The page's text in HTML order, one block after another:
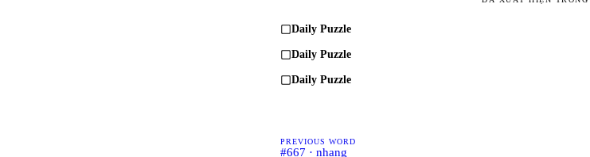
Daily Puzzle
Daily Puzzle
Daily Puzzle
PREVIOUS WORD
#667 · nhang